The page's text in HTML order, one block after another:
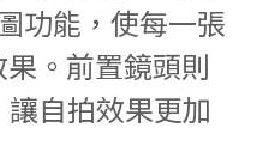
功能，使每一張
。前置鏡頭則
自拍效果更加